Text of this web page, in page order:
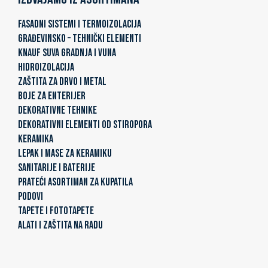
FASADNI SISTEMI I TERMOIZOLACIJA
GRAĐEVINSKO – TEHNIČKI ELEMENTI
KNAUF SUVA GRADNJA I VUNA
HIDROIZOLACIJA
ZAŠTITA ZA DRVO I METAL
BOJE ZA ENTERIJER
DEKORATIVNE TEHNIKE
DEKORATIVNI ELEMENTI OD STIROPORA
KERAMIKA
LEPAK I MASE ZA KERAMIKU
SANITARIJE I BATERIJE
PRATEĆI ASORTIMAN ZA KUPATILA
PODOVI
TAPETE I FOTOTAPETE
ALATI I ZAŠTITA NA RADU